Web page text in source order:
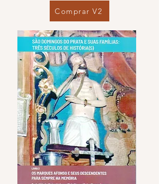
Comprar V2